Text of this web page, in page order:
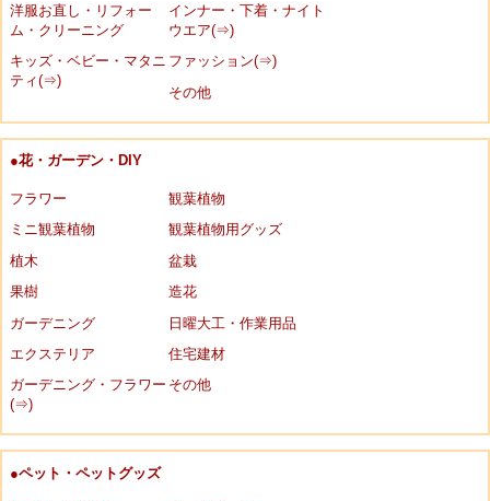
洋服お直し・リフォー
ム・クリーニング
インナー・下着・ナイト
ウエア(⇒)
キッズ・ベビー・マタニ
ティ(⇒)
ファッション(⇒)
その他
●花・ガーデン・DIY
フラワー
観葉植物
ミニ観葉植物
観葉植物用グッズ
植木
盆栽
果樹
造花
ガーデニング
日曜大工・作業用品
エクステリア
住宅建材
ガーデニング・フラワー
(⇒)
その他
●ペット・ペットグッズ